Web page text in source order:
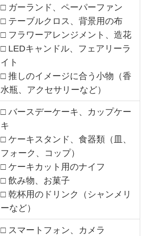
□ ガーランド、ペーパーファン
□ テーブルクロス、背景用の布
□ フラワーアレンジメント、造花
□ LEDキャンドル、フェアリーラ
イト
□ 推しのイメージに合う小物（香
水瓶、アクセサリーなど）
□ バースデーケーキ、カップケー
キ
□ ケーキスタンド、食器類（皿、
フォーク、コップ）
□ ケーキカット用のナイフ
□ 飲み物、お菓子
□ 乾杯用のドリンク（シャンメリ
ーなど）
□ スマートフォン、カメラ